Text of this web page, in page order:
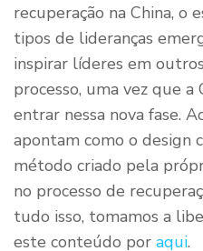
recuperação na China,
tipos de lideranças
inspirar líderes em
processo, uma vez que
entrar nessa nova fase.
apontam como o design
método criado pela
no processo de
tudo isso, tomamos a
este conteúdo por aqui.